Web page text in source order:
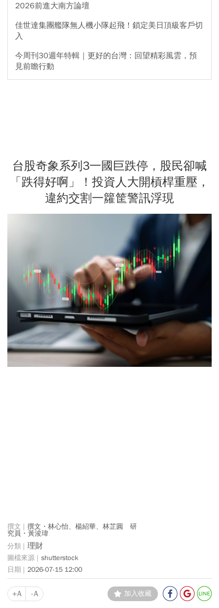
2026前進大南方論壇
佳世達集團艦隊無人機小隊起飛！鎖定美日頂級客戶切
入
今周刊30週年特輯｜更好的台灣：回望精彩風雲，預
見前瞻行動
台股奇象系列3一國巨跌停，股民卻喊
「跌得好啊」！投資人大開槓桿重壓，
違約交割一籮筐警訊浮現
撰文・林心怡、楊紹華、林芷圓 研
究員・黃浚瑋
理財
shutterstock
2026-07-15 12:00
+A -A 加入收藏